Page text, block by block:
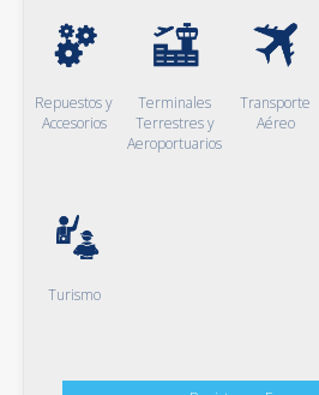
Repuestos y
Accesorios
Terminales
Terrestres y
Aeroportuarios
Transporte
Aéreo
Turismo